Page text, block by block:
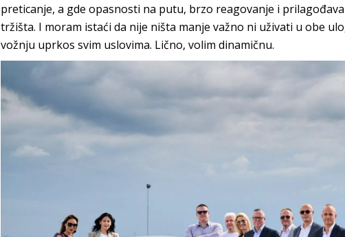
preticanje, a gde opasnosti na putu, brzo reagovanje i
tržišta. I moram istaći da nije ništa manje važno ni uživati u obe
vožnju uprkos svim uslovima. Lično, volim dinamičnu.